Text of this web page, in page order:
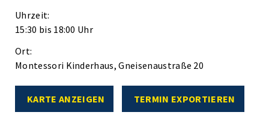
Uhrzeit:
15:30 bis 18:00 Uhr
Ort:
Montessori Kinderhaus, Gneisenaustraße 20
KARTE ANZEIGEN TERMIN EXPORTIEREN